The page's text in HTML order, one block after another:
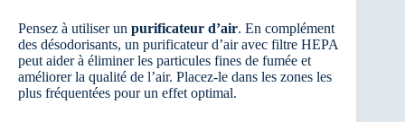
Pensez à utiliser un purificateur d’air. En complément
des désodorisants, un purificateur d’air avec filtre HEPA
peut aider à éliminer les particules fines de fumée et
améliorer la qualité de l’air. Placez-le dans les zones les
plus fréquentées pour un effet optimal.